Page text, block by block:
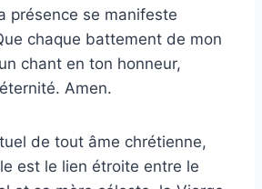
présence se manifeste
chaque battement de mon
chant en ton honneur,
Amen.
de tout âme chrétienne,
est le lien étroite entre le